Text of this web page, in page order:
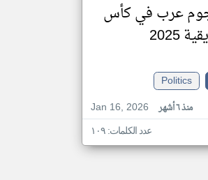
7 نجوم عرب في كأس
2025
Politics
Jan 16, 2026
منذ ٦ أشهر
عدد الكلمات: ١٠٩